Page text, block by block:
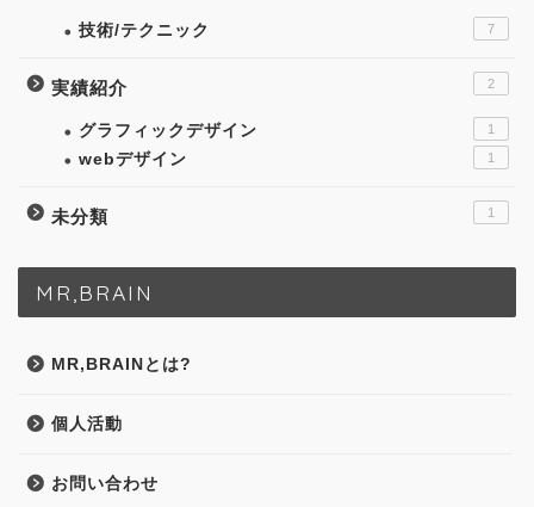
技術/テクニック 7
実績紹介 2
グラフィックデザイン 1
webデザイン 1
未分類 1
MR,BRAIN
MR,BRAINとは?
個人活動
お問い合わせ